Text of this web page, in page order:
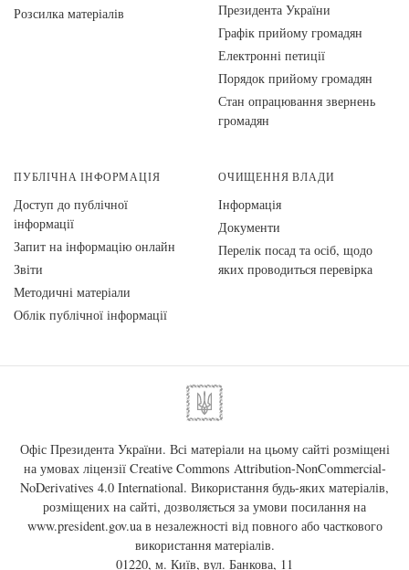
Розсилка матеріалів
Президента України
Графік прийому громадян
Електронні петиції
Порядок прийому громадян
Стан опрацювання звернень
громадян
ПУБЛІЧНА ІНФОРМАЦІЯ
Доступ до публічної
інформації
Запит на інформацію онлайн
Звіти
Методичні матеріали
Облік публічної інформації
ОЧИЩЕННЯ ВЛАДИ
Інформація
Документи
Перелік посад та осіб, щодо
яких проводиться перевірка
Офіс Президента України. Всі матеріали на цьому сайті розміщені
на умовах ліцензії Creative Commons Attribution-NonCommercial-
NoDerivatives 4.0 International. Використання будь-яких матеріалів,
розміщених на сайті, дозволяється за умови посилання на
www.president.gov.uaв незалежності від повного або часткового
використання матеріалів.
01220, м. Київ, вул. Банкова, 11